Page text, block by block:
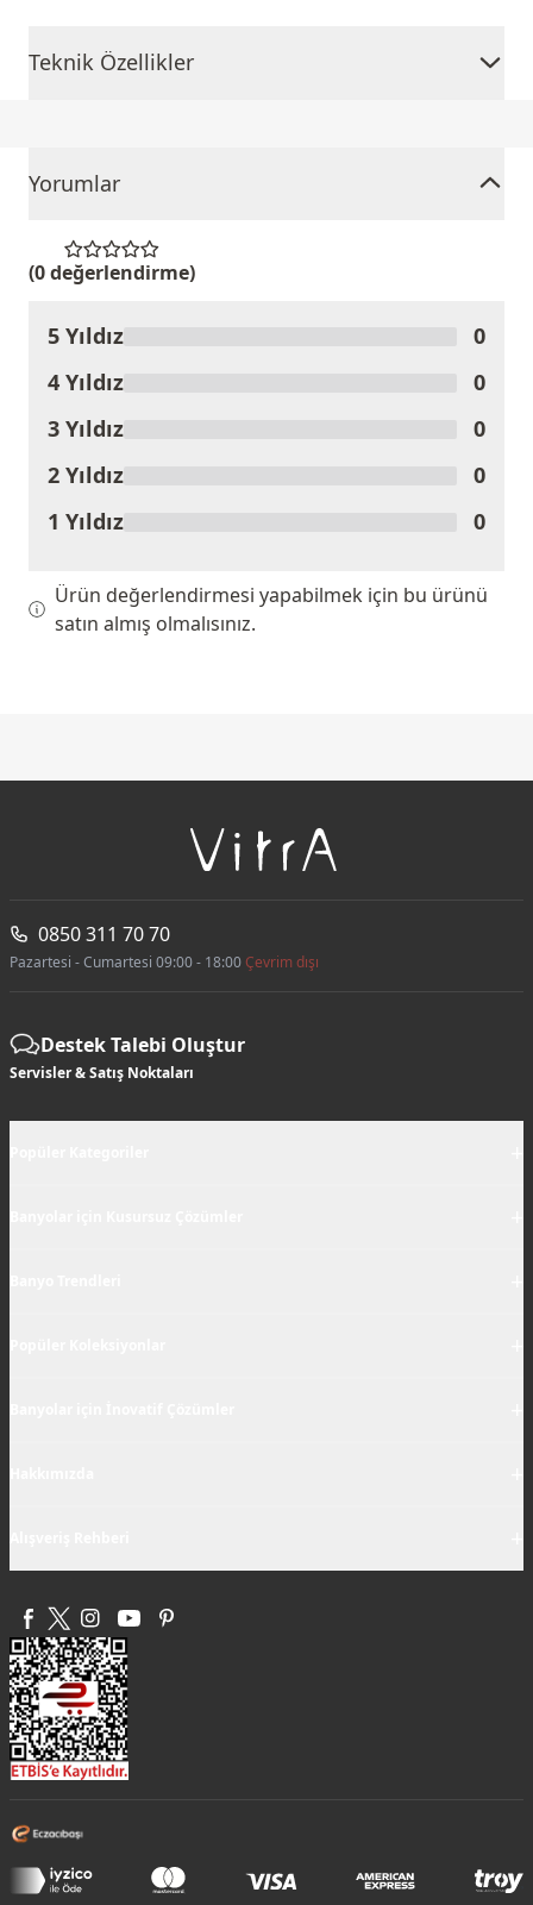
Teknik Özellikler
Yorumlar
(0 değerlendirme)
Ürünü Değerlendir
5 Yıldız
0
4 Yıldız
0
3 Yıldız
0
2 Yıldız
0
1 Yıldız
0
Ürün değerlendirmesi yapabilmek için bu ürünü
satın almış olmalısınız.
0850 311 70 70
Pazartesi - Cumartesi 09:00 - 18:00Çevrim dışı
Destek Talebi Oluştur
Servisler & Satış Noktaları